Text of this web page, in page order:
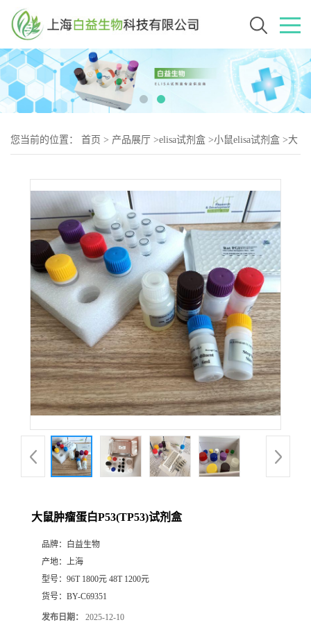
您当前的位置： 首页 > 产品展厅 >elisa试剂盒 >小鼠elisa试剂盒 >大
大鼠肿瘤蛋白P53(TP53)试剂盒
品牌：
白益生物
产地： 上海
型号： 96T 1800元 48T 1200元
货号： BY-C69351
发布日期： 2025-12-10